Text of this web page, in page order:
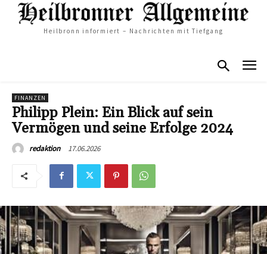
Heilbronn informiert – Nachrichten mit Tiefgang
FINANZEN
Philipp Plein: Ein Blick auf sein
Vermögen und seine Erfolge 2024
redaktion 17.06.2026